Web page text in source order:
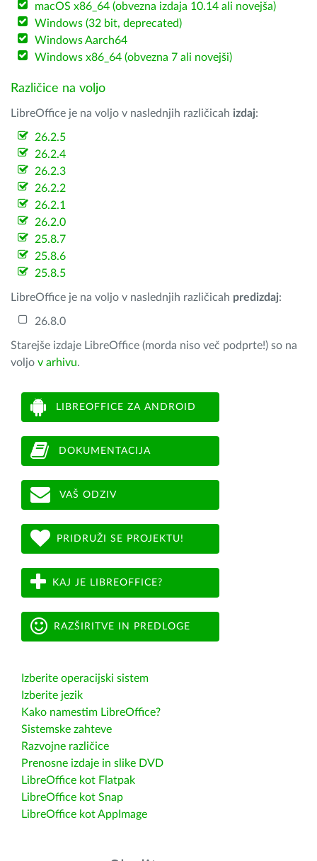
macOS x86_64 (obvezna izdaja 10.14 ali novejša)
Windows (32 bit, deprecated)
Windows Aarch64
Windows x86_64 (obvezna 7 ali novejši)
Različice na voljo
LibreOffice je na voljo v naslednjih različicah izdaj:
26.2.5
26.2.4
26.2.3
26.2.2
26.2.1
26.2.0
25.8.7
25.8.6
25.8.5
LibreOffice je na voljo v naslednjih različicah predizdaj:
26.8.0
Starejše izdaje LibreOffice (morda niso več podprte!) so na
voljo v arhivu.
LIBREOFFICE ZA ANDROID
DOKUMENTACIJA
VAŠ ODZIV
PRIDRUŽI SE PROJEKTU!
KAJ JE LIBREOFFICE?
RAZŠIRITVE IN PREDLOGE
Izberite operacijski sistem
Izberite jezik
Kako namestim LibreOffice?
Sistemske zahteve
Razvojne različice
Prenosne izdaje in slike DVD
LibreOffice kot Flatpak
LibreOffice kot Snap
LibreOffice kot AppImage